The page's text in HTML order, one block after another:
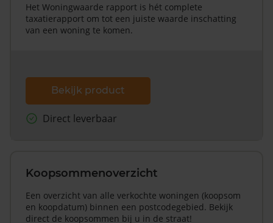
Het Woningwaarde rapport is hét complete
taxatierapport om tot een juiste waarde inschatting
van een woning te komen.
Bekijk product
Direct leverbaar
Koopsommenoverzicht
Een overzicht van alle verkochte woningen (koopsom
en koopdatum) binnen een postcodegebied. Bekijk
direct de koopsommen bij u in de straat!